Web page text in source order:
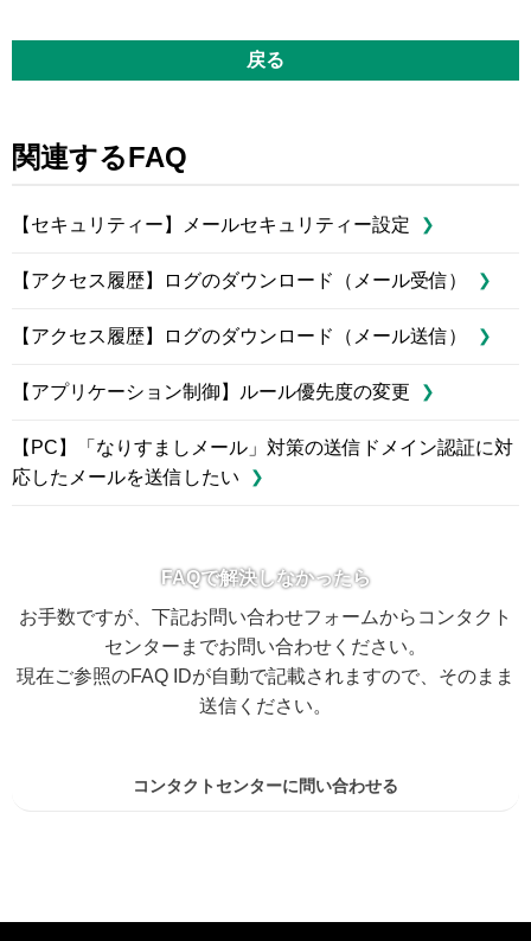
戻る
関連するFAQ
【セキュリティー】メールセキュリティー設定
【アクセス履歴】ログのダウンロード（メール受信）
【アクセス履歴】ログのダウンロード（メール送信）
【アプリケーション制御】ルール優先度の変更
【PC】「なりすましメール」対策の送信ドメイン認証に対
応したメールを送信したい
FAQで解決しなかったら
お手数ですが、下記お問い合わせフォームからコンタクト
センターまでお問い合わせください。
現在ご参照のFAQ IDが自動で記載されますので、そのまま
送信ください。
コンタクトセンターに問い合わせる